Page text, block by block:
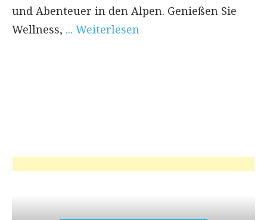
und Abenteuer in den Alpen. Genießen Sie
Wellness, ... Weiterlesen